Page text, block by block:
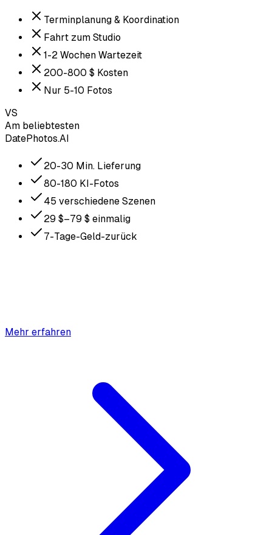
Terminplanung & Koordination
Fahrt zum Studio
1-2 Wochen Wartezeit
200-800 $ Kosten
Nur 5-10 Fotos
VS
Am beliebtesten
DatePhotos.AI
20-30 Min. Lieferung
80-180 KI-Fotos
45 verschiedene Szenen
29 $–79 $ einmalig
7-Tage-Geld-zurück
Mehr erfahren